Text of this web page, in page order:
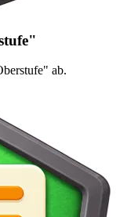
ab.